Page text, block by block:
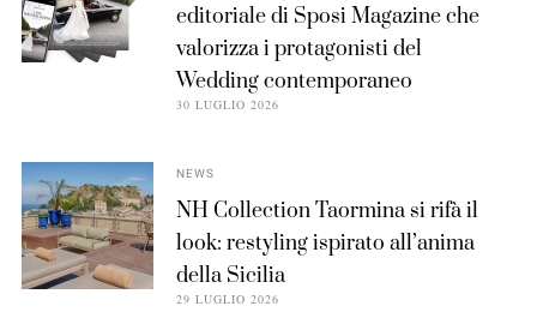
editoriale di Sposi Magazine che
valorizza i protagonisti del
Wedding contemporaneo
30 LUGLIO 2026
NEWS
NH Collection Taormina si rifà il
look: restyling ispirato all’anima
della Sicilia
29 LUGLIO 2026